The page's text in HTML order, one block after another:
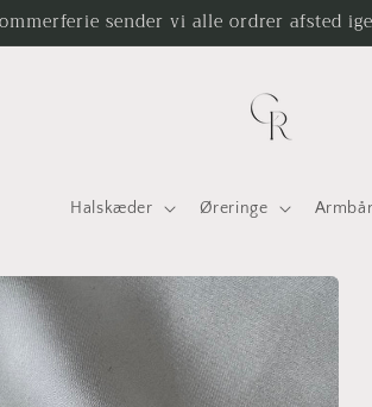
sender vi alle ordrer afsted
Halskæder Øreringe